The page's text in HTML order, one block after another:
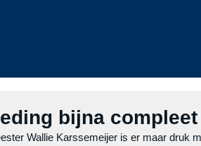
bijna compleet
Wallie Karssemeijer is er maar druk